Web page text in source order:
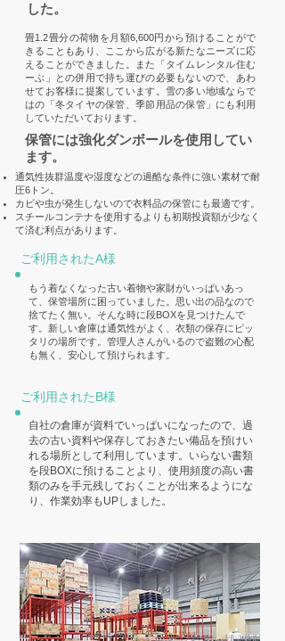
した。
畳1.2畳分の荷物を月額6,600円から預けることがで
きることもあり、ここから広がる新たなニーズに応
えることができました。また「タイムレンタル住む
ーぶ」との併用で持ち運びの必要もないので、あわ
せてお客様に提案しています。雪の多い地域ならで
はの「冬タイヤの保管、季節用品の保管」にも利用
していただいております。
保管には強化ダンボールを使用してい
ます。
通気性抜群温度や湿度などの過酷な条件に強い素材で耐
圧6トン。
カビや虫が発生しないので衣料品の保管にも最適です。
スチールコンテナを使用するよりも初期投資額が少なく
て済む利点があります。
ご利用されたA様
もう着なくなった古い着物や家財がいっぱいあっ
て、保管場所に困っていました。思い出の品なので
捨てたく無い。そんな時に段BOXを見つけたんで
す。新しい倉庫は通気性がよく、衣類の保存にピッ
タリの場所です。管理人さんがいるので盗難の心配
も無く、安心して預けられます。
ご利用されたB様
自社の倉庫が資料でいっぱいになったので、過
去の古い資料や保存しておきたい備品を預けい
れる場所として利用しています。いらない書類
を段BOXに預けることより、使用頻度の高い書
類のみを手元残しておくことが出来るようにな
り、作業効率もUPしました。